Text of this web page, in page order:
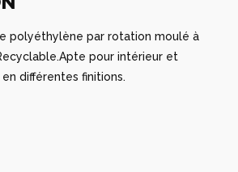
polyéthylène par rotation moulé à
pour intérieur et
différentes finitions.